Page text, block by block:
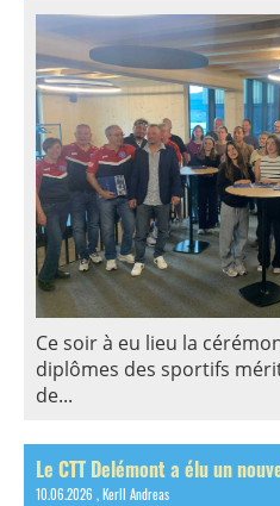
Ce soir à eu lieu la
diplômes des sportifs
de...
Le CTT Delémont a élu un
10.06.2026 , Kerll Andreas